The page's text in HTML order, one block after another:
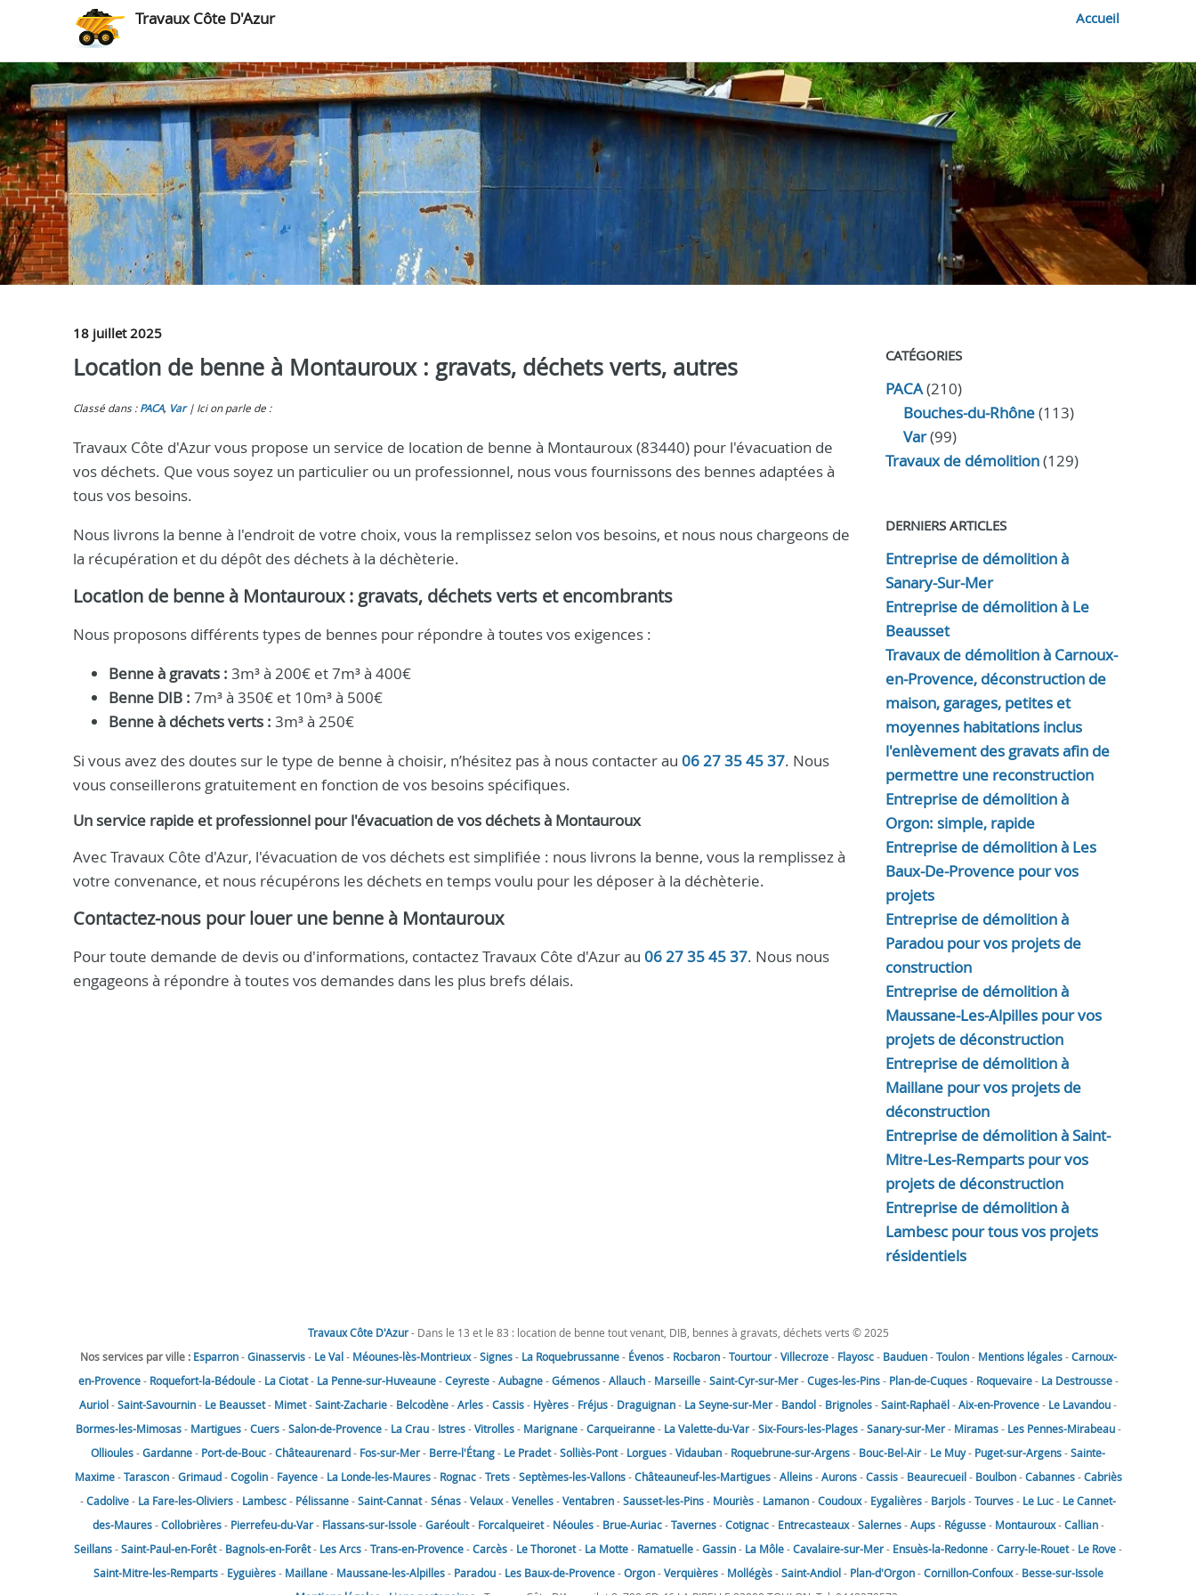
Travaux Côte D'Azur Accueil
18 juillet 2025
Location de benne à Montauroux : gravats, déchets verts, autres
Classé dans : PACA, Var Ici on parle de :
Travaux Côte d'Azur vous propose un service de location de benne à Montauroux (83440) pour l'évacuation de
vos déchets. Que vous soyez un particulier ou un professionnel, nous vous fournissons des bennes adaptées à
tous vos besoins.
Nous livrons la benne à l'endroit de votre choix, vous la remplissez selon vos besoins, et nous nous chargeons de
la récupération et du dépôt des déchets à la déchèterie.
Location de benne à Montauroux : gravats, déchets verts et encombrants
Nous proposons différents types de bennes pour répondre à toutes vos exigences :
Benne à gravats : 3m³ à 200€ et 7m³ à 400€
Benne DIB : 7m³ à 350€ et 10m³ à 500€
Benne à déchets verts : 3m³ à 250€
Si vous avez des doutes sur le type de benne à choisir, n’hésitez pas à nous contacter au 06 27 35 45 37. Nous
vous conseillerons gratuitement en fonction de vos besoins spécifiques.
Un service rapide et professionnel pour l'évacuation de vos déchets à Montauroux
Avec Travaux Côte d'Azur, l'évacuation de vos déchets est simplifiée : nous livrons la benne, vous la remplissez à
votre convenance, et nous récupérons les déchets en temps voulu pour les déposer à la déchèterie.
Contactez-nous pour louer une benne à Montauroux
Pour toute demande de devis ou d'informations, contactez Travaux Côte d'Azur au 06 27 35 45 37. Nous nous
engageons à répondre à toutes vos demandes dans les plus brefs délais.
CATÉGORIES
PACA(210)
Bouches-du-Rhône(113)
Var(99)
Travaux de démolition(129)
DERNIERS ARTICLES
Entreprise de démolition à
Sanary-Sur-Mer
Entreprise de démolition à Le
Beausset
Travaux de démolition à Carnoux-
en-Provence, déconstruction de
maison, garages, petites et
moyennes habitations inclus
l'enlèvement des gravats afin de
permettre une reconstruction
Entreprise de démolition à
Orgon: simple, rapide
Entreprise de démolition à Les
Baux-De-Provence pour vos
projets
Entreprise de démolition à
Paradou pour vos projets de
construction
Entreprise de démolition à
Maussane-Les-Alpilles pour vos
projets de déconstruction
Entreprise de démolition à
Maillane pour vos projets de
déconstruction
Entreprise de démolition à Saint-
Mitre-Les-Remparts pour vos
projets de déconstruction
Entreprise de démolition à
Lambesc pour tous vos projets
résidentiels
Travaux Côte D'Azur- Dans le 13 et le 83 : location de benne tout venant, DIB, bennes à gravats, déchets verts © 2025
Nos services par ville : Esparron-Ginasservis- Le Val- Méounes-lès-Montrieux-Signes- La Roquebrussanne- Évenos- Rocbaron-Tourtour-Villecroze- Flayosc- Bauduen-Toulon- Mentions légales-Carnoux-
en-Provence- Roquefort-la-Bédoule- La Ciotat- La Penne-sur-Huveaune-Ceyreste-Aubagne-Gémenos-Allauch- Marseille-Saint-Cyr-sur-Mer-Cuges-les-Pins- Plan-de-Cuques- Roquevaire- La Destrousse-
Auriol-Saint-Savournin- Le Beausset- Mimet-Saint-Zacharie- Belcodène-Arles-Cassis- Hyères- Fréjus- Draguignan- La Seyne-sur-Mer- Bandol- Brignoles-Saint-Raphaël-Aix-en-Provence- Le Lavandou-
Bormes-les-Mimosas- Martigues-Cuers-Salon-de-Provence- La Crau- Istres-Vitrolles- Marignane-Carqueiranne- La Valette-du-Var-Six-Fours-les-Plages-Sanary-sur-Mer- Miramas- Les Pennes-Mirabeau-
Ollioules-Gardanne- Port-de-Bouc-Châteaurenard- Fos-sur-Mer- Berre-l'Étang- Le Pradet-Solliès-Pont- Lorgues-Vidauban- Roquebrune-sur-Argens- Bouc-Bel-Air- Le Muy- Puget-sur-Argens-Sainte-
Maxime-Tarascon-Grimaud-Cogolin- Fayence- La Londe-les-Maures- Rognac-Trets-Septèmes-les-Vallons-Châteauneuf-les-Martigues-Alleins-Aurons-Cassis- Beaurecueil- Boulbon-Cabannes-Cabriès
-Cadolive- La Fare-les-Oliviers- Lambesc- Pélissanne-Saint-Cannat-Sénas-Velaux-Venelles-Ventabren-Sausset-les-Pins- Mouriès- Lamanon-Coudoux- Eygalières- Barjols-Tourves- Le Luc- Le Cannet-
des-Maures-Collobrières- Pierrefeu-du-Var- Flassans-sur-Issole-Garéoult- Forcalqueiret- Néoules- Brue-Auriac-Tavernes-Cotignac- Entrecasteaux-Salernes-Aups- Régusse- Montauroux-Callian-
Seillans-Saint-Paul-en-Forêt- Bagnols-en-Forêt- Les Arcs-Trans-en-Provence-Carcès- Le Thoronet- La Motte- Ramatuelle-Gassin- La Môle-Cavalaire-sur-Mer- Ensuès-la-Redonne-Carry-le-Rouet- Le Rove-
Saint-Mitre-les-Remparts- Eyguières- Maillane- Maussane-les-Alpilles- Paradou- Les Baux-de-Provence-Orgon-Verquières- Mollégès-Saint-Andiol- Plan-d'Orgon-Cornillon-Confoux- Besse-sur-Issole